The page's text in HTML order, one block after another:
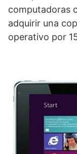
computadoras
adquirir una
operativo por